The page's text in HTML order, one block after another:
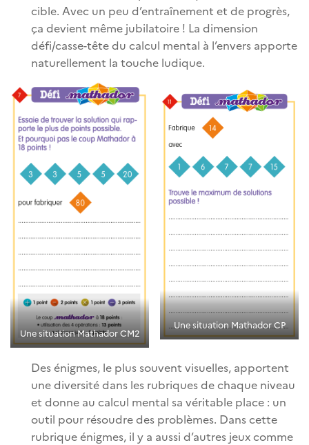
cible. Avec un peu d’entraînement et de progrès,
ça devient même jubilatoire ! La dimension
défi/casse-tête du calcul mental à l’envers apporte
naturellement la touche ludique.
Une situation Mathador CM2
Une situation Mathador CP
Des énigmes, le plus souvent visuelles, apportent
une diversité dans les rubriques de chaque niveau
et donne au calcul mental sa véritable place : un
outil pour résoudre des problèmes. Dans cette
rubrique énigmes, il y a aussi d’autres jeux comme